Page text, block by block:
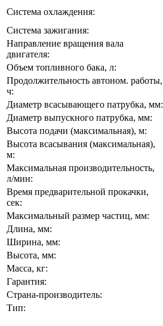
Система охлаждения:
Система зажигания:
Направление вращения вала
двигателя:
Объем топливного бака, л:
Продолжительность автоном. работы,
ч:
Диаметр всасывающего патрубка, мм:
Диаметр выпускного патрубка, мм:
Высота подачи (максимальная), м:
Высота всасывания (максимальная),
м:
Максимальная производительность,
л/мин:
Время предварительной прокачки,
сек:
Максимальный размер частиц, мм:
Длина, мм:
Ширина, мм:
Высота, мм:
Масса, кг:
Гарантия:
Страна-производитель:
Тип: